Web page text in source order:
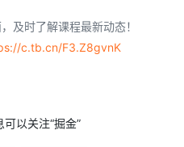
及时了解课程最新动态！
c.tb.cn/F3.Z8gvnK
以关注“掘金”